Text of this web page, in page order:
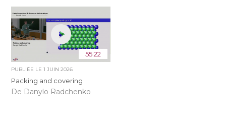
55:22
PUBLIÉE LE1 JUIN 2026
Packing and covering
De Danylo Radchenko